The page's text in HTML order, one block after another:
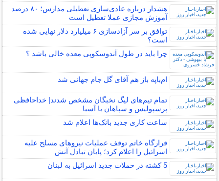
هشدار درباره عادی‌سازی تعطیلی مدارس؛ ۸۰ درصد
آموزش مجازی عملا تعطیل است
توافق بر سر آزادسازی ۶ میلیارد دلار نهایی شده
است؟
چرا باید در طول آندوسکوپی معده خالی باشد ؟
ام‌باپه باز هم آقای گل جام جهانی شد
تمام تیم‌های لیگ نخبگان مشخص شدند| خداحافظی
پرسپولیس و سپاهان با آسیا
ساعت کاری جدید بانک‌‌ها اعلام شد
قرارگاه خاتم‌ توقف عملیات نیروهای مسلح علیه
اسرائیل را اعلام کرد؛ پایان تبادل آتش
5 کشته در حملات جدید اسرائیل به لبنان